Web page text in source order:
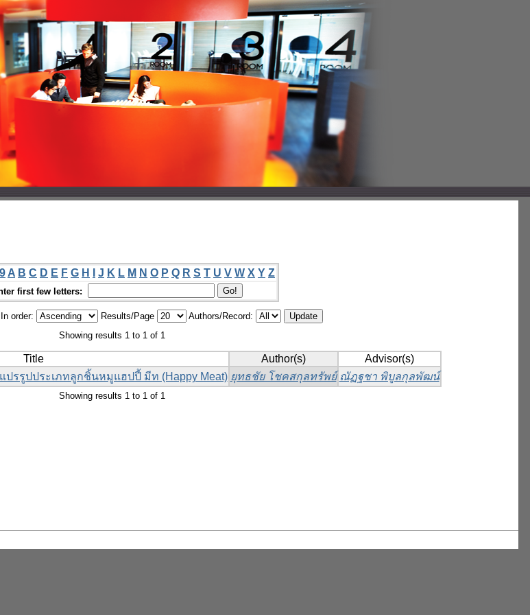
A B C D E F G H J K L M N O P Q R S T U V W X Y Z
first few letters:
In order: Results/Page
Authors/Record:
Showing results 1 to 1 of 1
Title Author(s)
Advisor(s)
รรูปประเภทลูกชิ้นหมูแฮปปี้ มีท (Happy Meat) ยุทธชัย โชคสกุลทรัพย์ ณัฏฐชา พิบูลกุลพัฒน์
Showing results 1 to 1 of 1